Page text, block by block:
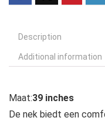
Description
Additional information
Maat:39 inches
De nek biedt een